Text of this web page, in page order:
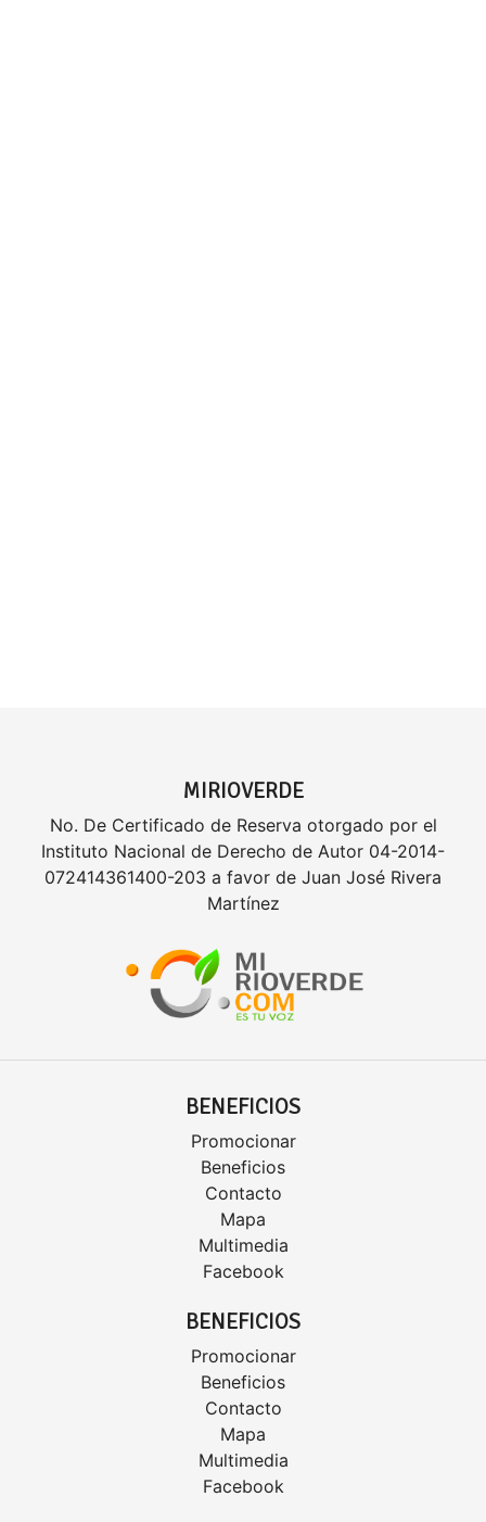
MIRIOVERDE
No. De Certificado de Reserva otorgado por el
Instituto Nacional de Derecho de Autor 04-2014-
072414361400-203 a favor de Juan José Rivera
Martínez
BENEFICIOS
Promocionar
Beneficios
Contacto
Mapa
Multimedia
Facebook
BENEFICIOS
Promocionar
Beneficios
Contacto
Mapa
Multimedia
Facebook